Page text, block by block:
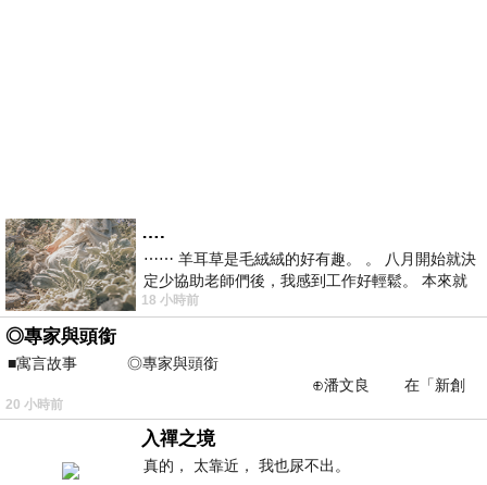
….
⋯⋯ 羊耳草是毛絨絨的好有趣。 。 八月開始就決
定少協助老師們後，我感到工作好輕鬆。 本來就
不是我的工作啊。 真
18 小時前
◎專家與頭銜
■寓言故事 ◎專家與頭銜
⊕潘文良 在「新創
之谷」裡——
20 小時前
入禪之境
真的， 太靠近， 我也尿不出。